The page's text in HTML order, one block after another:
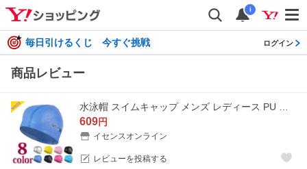
i
毎日引けるくじ 今すぐ挑戦 ログイン
商品レビュー
609円
イセンスオンライン
レビューを投稿する